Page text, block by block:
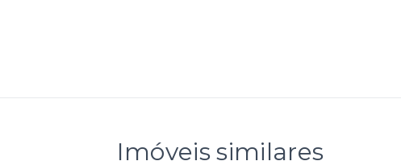
Imóveis similares